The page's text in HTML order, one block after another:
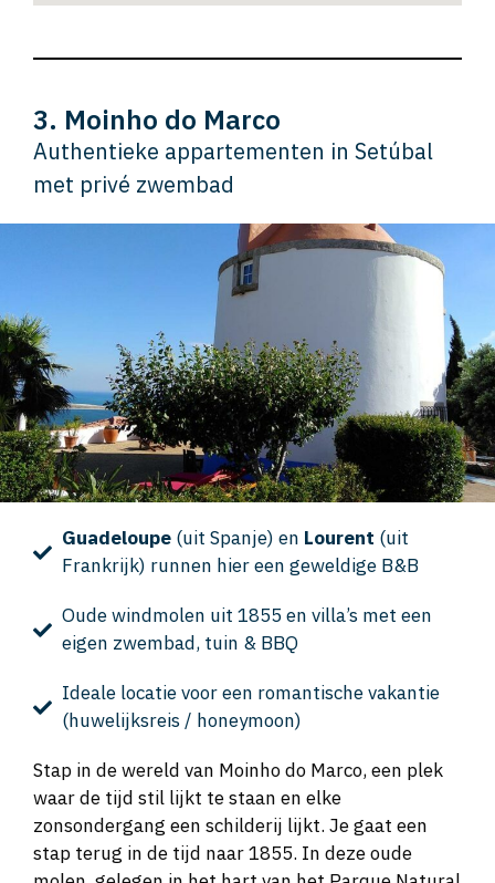
3. Moinho do Marco
Authentieke appartementen in Setúbal
met privé zwembad
Guadeloupe(uit Spanje) en Lourent (uit
Frankrijk) runnen hier een geweldige B&B
Oude windmolen uit 1855 en villa’s met een
eigen zwembad, tuin & BBQ
Ideale locatie voor een romantische vakantie
(huwelijksreis / honeymoon)
Stap in de wereld van Moinho do Marco, een plek
waar de tijd stil lijkt te staan en elke
zonsondergang een schilderij lijkt. Je gaat een
stap terug in de tijd naar 1855. In deze oude